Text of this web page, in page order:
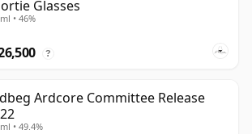
Glasses
• 46%
?
Ardcore Committee Release
• 49.4%